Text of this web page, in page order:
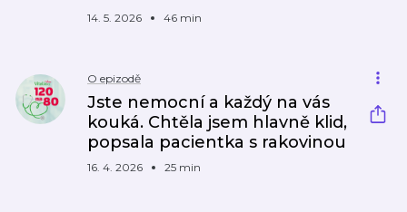
14. 5. 2026 46 min
O epizodě
Jste nemocní a každý na vás
kouká. Chtěla jsem hlavně klid,
popsala pacientka s rakovinou
16. 4. 2026 25 min